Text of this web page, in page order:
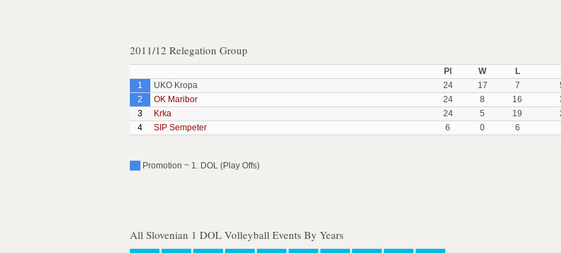
2011/12 Relegation Group
Pl W L
1
UKO Kropa 24 17 7
2
OK Maribor 24 8 16
3
Krka 24 5 19
4
SIP Sempeter 6 0 6
Promotion ~ 1. DOL (Play Offs)
All Slovenian 1 DOL Volleyball Events By Years